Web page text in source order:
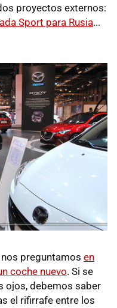
proyectos externos:
Sport para Rusia...
preguntamos en
coche nuevo. Si se
ojos, debemos saber
el rifirrafe entre los